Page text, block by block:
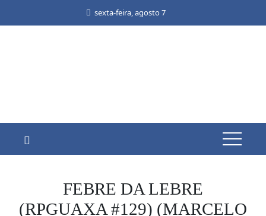
sexta-feira, agosto 7
FEBRE DA LEBRE
(RPGUAXA #129) (MARCELO